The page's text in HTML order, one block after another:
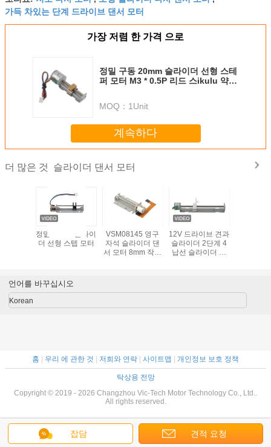
가득 차있는 단계 드라이브 댄서 모터
가장 저렴 한 가격 으로
정밀 구동 20mm 슬라이더 선형 스테
퍼 모터 M3 * 0.5P 리드 스ikulu 약
MOQ： 1Unit
계속하다
더 많은 것 슬라이더 댄서 모터
정밀 10mm 슬라이
더 선형 스텝 모터
VSM08145 영구
자석 슬라이더 댄
서 모터 8mm 작은
12V 드라이브 견과
슬라이더 2단계 4
납선 슬라이더 댄
잡담 견적 요청
언어를 바꾸십시오
Korean
홈 | 우리 에 관한 것 | 저희와 연락 | 사이트맵 | 개인정보 보호 정책
탁상용 전망
Copyright © 2019 - 2026 Changzhou Vic-Tech Motor Technology Co., Ltd..
All rights reserved.